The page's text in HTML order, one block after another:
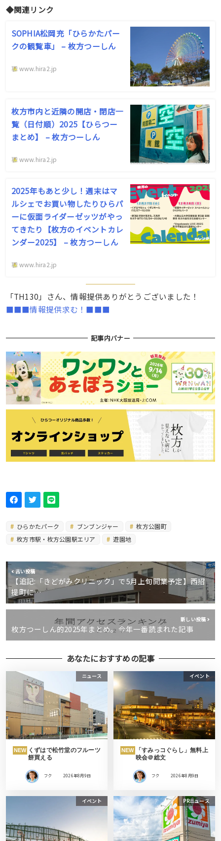
◆関連リンク
SOPHIA松岡充「ひらかたパー
クの観覧車」 – 枚方つーしん
www.hira2.jp
枚方市内と近隣の開店・閉店一
覧（日付順）2025【ひらつー
まとめ】 – 枚方つーしん
www.hira2.jp
2025年もあと少し！週末はマ
ルシェでお買い物したりひらパ
ーに仮面ライダーゼッツがやっ
てきたり【枚方のイベントカレ
ンダー2025】 – 枚方つーしん
www.hira2.jp
「TH130」さん、情報提供ありがとうございました！
■■■情報提供求む！■■■
記事内バナー
ひらかたパーク ブンブンジャー
枚方公園町
枚方市駅・枚方公園駅エリア
遊園地
古い投稿
【追記:「きどがみクリニック」で5月上旬開業予定】西招
提町に…
新しい投稿
枚方つーしん的2025年まとめ。今年一番読まれた記事
あなたにおすすめの記事
ニュース
NEW くずはで松竹堂のフルーツ
餅買える
フク 2026年8月9日
イベント
NEW
「すみっコぐらし」無料上
映会＠総文
フク 2026年8月9日
イベント PRニュース